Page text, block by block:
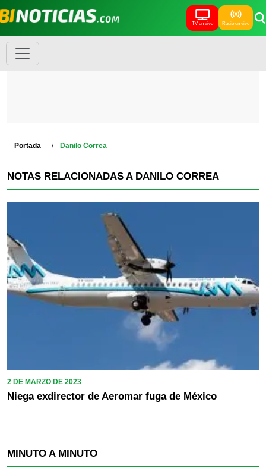
TV en vivo Radio en vivo
Portada Danilo Correa
NOTAS RELACIONADAS A DANILO CORREA
2 DE MARZO DE 2023
Niega exdirector de Aeromar fuga de México
MINUTO A MINUTO